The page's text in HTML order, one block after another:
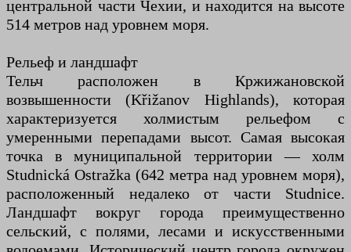
центральной части Чехии, и находится на высоте
514 метров над уровнем моря.
Рельеф и ландшафт
Тельч расположен в Кржижановской
возвышенности (Křižanov Highlands), которая
характеризуется холмистым рельефом с
умеренными перепадами высот. Самая высокая
точка в муниципальной территории — холм
Studnická Ostražka (642 метра над уровнем моря),
расположенный недалеко от части Studnice.
Ландшафт вокруг города преимущественно
сельский, с полями, лесами и искусственными